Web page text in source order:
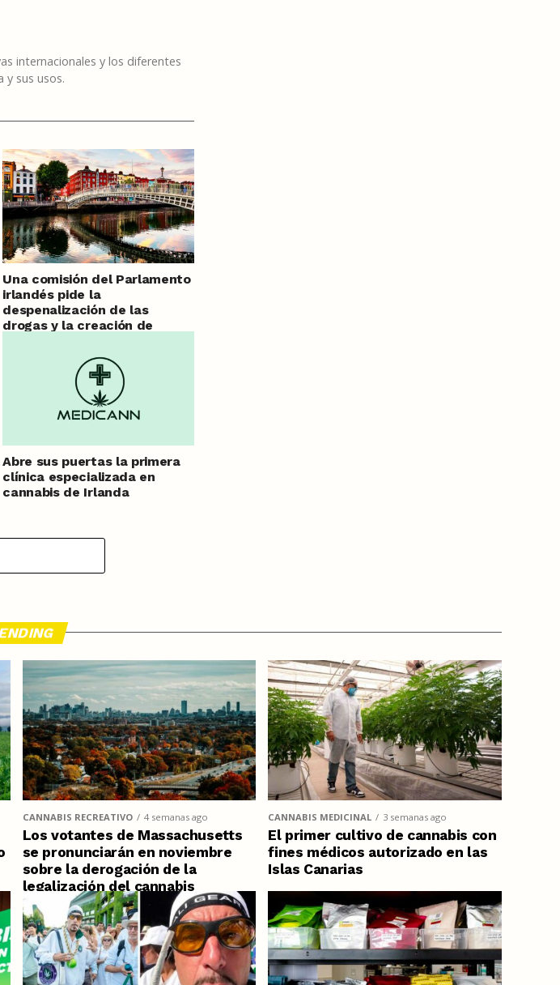
internacionales y los diferentes
sus usos.
Una comisión del Parlamento
irlandés pide la
despenalización de las
drogas y la creación de
Abre sus puertas la primera
clínica especializada en
cannabis de Irlanda
CANNABIS RECREATIVO 4 semanas ago
Los votantes de Massachusetts
se pronunciarán en noviembre
sobre la derogación de la
legalización del cannabis
CANNABIS MEDICINAL 3 semanas ago
El primer cultivo de cannabis con
fines médicos autorizado en las
Islas Canarias